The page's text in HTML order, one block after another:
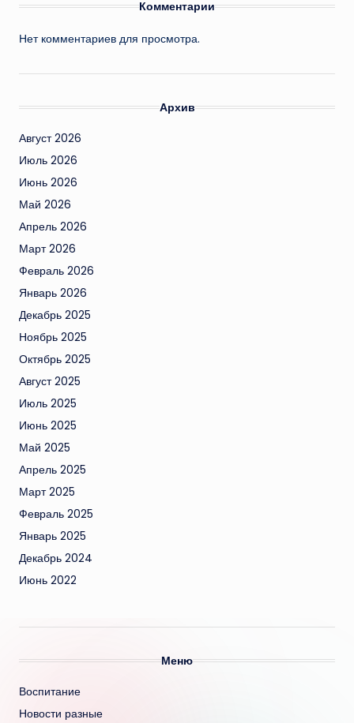
Комментарии
Нет комментариев для просмотра.
Архив
Август 2026
Июль 2026
Июнь 2026
Май 2026
Апрель 2026
Март 2026
Февраль 2026
Январь 2026
Декабрь 2025
Ноябрь 2025
Октябрь 2025
Август 2025
Июль 2025
Июнь 2025
Май 2025
Апрель 2025
Март 2025
Февраль 2025
Январь 2025
Декабрь 2024
Июнь 2022
Меню
Воспитание
Новости разные